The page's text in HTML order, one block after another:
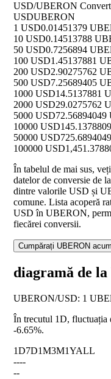
USD/UBERON
USDUBERON
1 USD0.01451379
10 USD0.14513788
50 USD0.7256894
100 USD1.45137881
200 USD2.90275762
500 USD7.25689405
1000 USD14.5137881
2000 USD29.0275762
5000 USD
10000 USD
50000 USD
100000 USD
În tabelul de mai sus,
datelor de conversie de
dintre valorile USD și
comune. Lista acoperă
USD în UBERON,
fiecărei conversii.
Cumpărați UBERON acum
diagramă de
UBERON/USD: 1
În trecutul 1D,
-6.65%.
1D7D1M3M1YALL
----
--